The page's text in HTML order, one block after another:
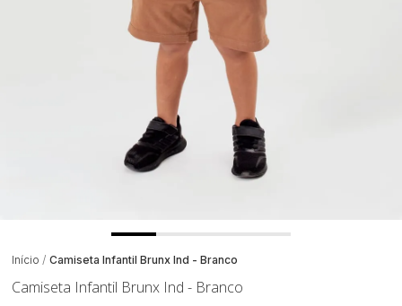
Início Camiseta Infantil Brunx Ind - Branco
Camiseta Infantil Brunx Ind - Branco